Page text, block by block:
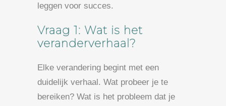
leggen voor succes.
Vraag 1: Wat is het
veranderverhaal?
Elke verandering begint met een
duidelijk verhaal. Wat probeer je te
bereiken? Wat is het probleem dat je